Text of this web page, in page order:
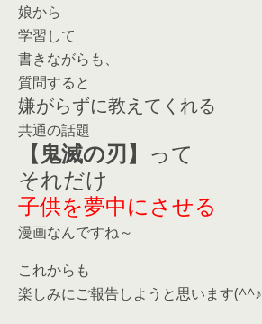
娘から
学習して
書きながらも、
質問すると
嫌がらずに教えてくれる
共通の話題
【鬼滅の刃】 って
それだけ
子供を夢中にさせる
漫画なんですね～
これからも
楽しみにご報告しようと思います(^^♪